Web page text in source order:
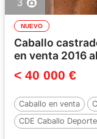
3
NUEVO
Caballo
en venta 2016
< 40 000 €
Caballo en venta
CDE Caballo